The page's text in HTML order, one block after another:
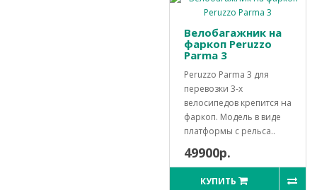
Велобагажник на
фаркоп Peruzzo
Parma 3
Peruzzo Parma 3 для
перевозки 3-х
велосипедов крепится на
фаркоп. Модель в виде
платформы с рельса..
49900р.
КУПИТЬ